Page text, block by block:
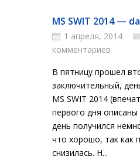
MS SWIT 2014 —
1 апреля, 2014
комментариев
В пятницу прошел
заключительный,
MS SWIT 2014
первого дня
день получился
что хорошо, так как
снизилась. Н...